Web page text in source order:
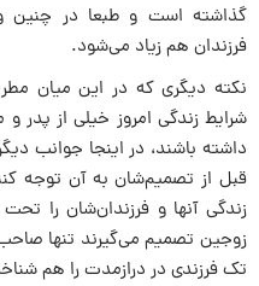
گذاشته است و طبعا در چنین
فرزندان هم زیاد می‌شود.
نکته دیگری که در این میان
شرایط زندگی امروز خیلی از پدر
داشته باشند، در اینجا جوانب
قبل از تصمیم‌شان به آن توجه
زندگی آنها و فرزندان‌شان را
زوجین تصمیم می‌گیرند تنها
تک فرزندی در درازمدت را هم